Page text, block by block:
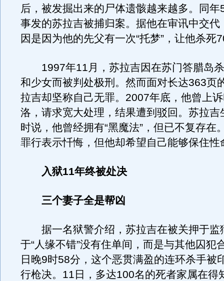
后，被发掘出来的尸体遗骸越来越多。同年
事发的苏拉吉被捕归案。据他在审讯中交代
因是因为他的先父有一次“托梦”，让他杀死
1997年11月，苏拉吉因在苏门答腊岛
和少女而被判处极刑。然而面对长达363页
拉吉却坚称自己无罪。2007年底，他曾上
洛，请求宽大处理，结果遭到驳回。苏拉吉
时说，他曾经拥有“黑魔法”，但已不复存在
罪行表示忏悔，但他却希望自己能够保住性
入狱11年终被处决
三个妻子全是帮凶
据一名狱警介绍，苏拉吉在被关押于监
于“人缘不错”没有住单间，而是与其他囚犯
日晚9时58分，这个恶贯满盈的连环杀手被
行枪决。11日，多达100名的死者家属在得